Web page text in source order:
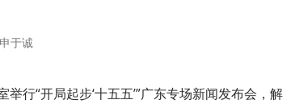
于诚
行“开局起步‘十五五’”广东专场新闻发布会，解